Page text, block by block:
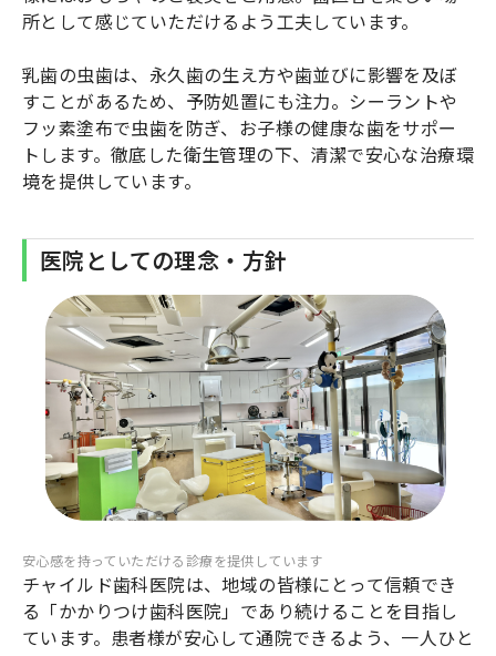
所として感じていただけるよう工夫しています。
乳歯の虫歯は、永久歯の生え方や歯並びに影響を及ぼ
すことがあるため、予防処置にも注力。シーラントや
フッ素塗布で虫歯を防ぎ、お子様の健康な歯をサポー
トします。徹底した衛生管理の下、清潔で安心な治療環
境を提供しています。
医院としての理念・方針
安心感を持っていただける診療を提供しています
チャイルド歯科医院は、地域の皆様にとって信頼でき
る「かかりつけ歯科医院」であり続けることを目指し
ています。患者様が安心して通院できるよう、一人ひと